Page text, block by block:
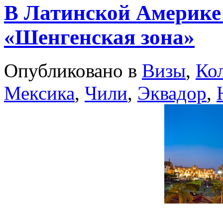
В Латинской Америке
«Шенгенская зона»
Опубликовано в Визы,
Мексика, Чили, Эквадор,